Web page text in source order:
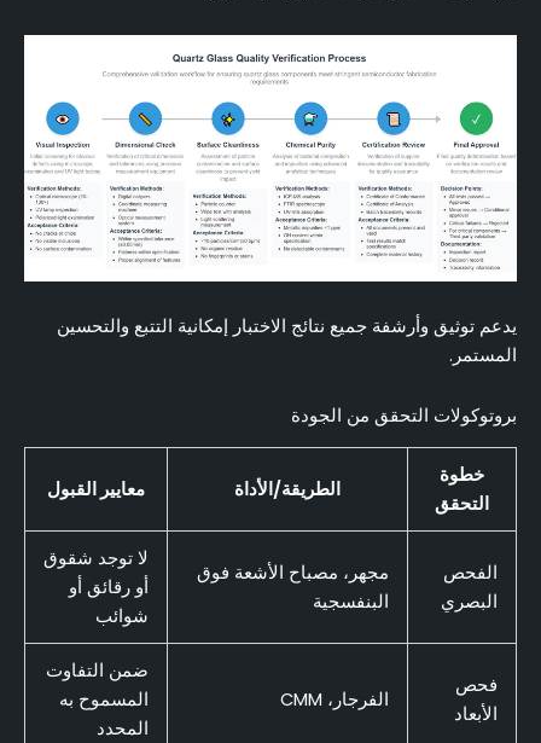
يدعم توثيق وأرشفة جميع نتائج الاختبار إمكانية التتبع والتحسين
المستمر.
بروتوكولات التحقق من الجودة
خطوة
التحقق
الطريقة/الأداة معايير القبول
الفحص
البصري
مجهر، مصباح الأشعة فوق
البنفسجية
لا توجد شقوق
أو رقائق أو
شوائب
فحص
الأبعاد
الفرجار، CMM
ضمن التفاوت
المسموح به
المحدد